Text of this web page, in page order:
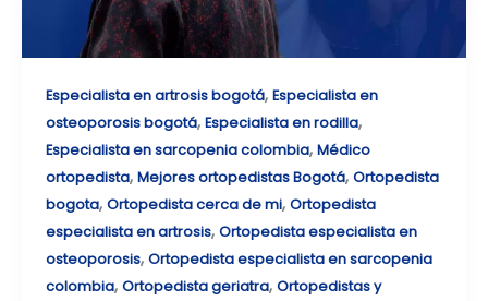
Especialista en artrosis bogotá, Especialista en
osteoporosis bogotá, Especialista en rodilla,
Especialista en sarcopenia colombia, Médico
ortopedista, Mejores ortopedistas Bogotá, Ortopedista
bogota, Ortopedista cerca de mi, Ortopedista
especialista en artrosis, Ortopedista especialista en
osteoporosis, Ortopedista especialista en sarcopenia
colombia, Ortopedista geriatra, Ortopedistas y